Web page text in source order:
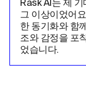
Rask AI는 제
그 이상이었어
한 동기화와 함
조와 감정을 포
었습니다.